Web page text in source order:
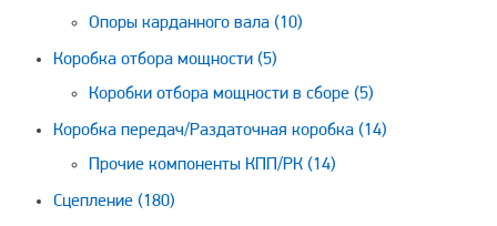
Опоры карданного вала (10)
Коробка отбора мощности (5)
Коробки отбора мощности в сборе (5)
Коробка передач/Раздаточная коробка (14)
Прочие компоненты КПП/РК (14)
Сцепление (180)